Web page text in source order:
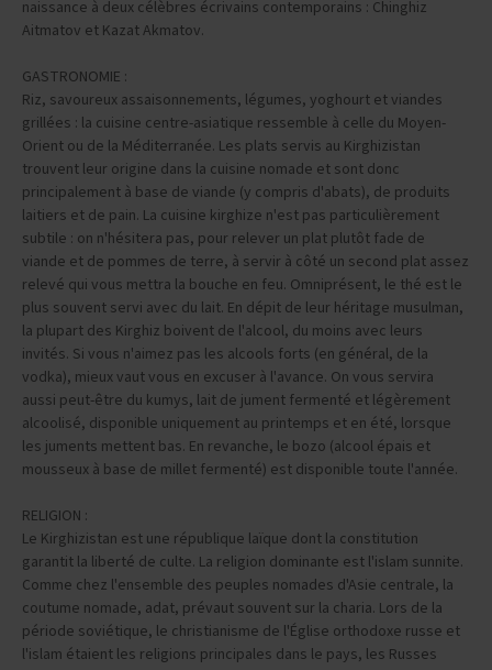
naissance à deux célèbres écrivains contemporains : Chinghiz
Aitmatov et Kazat Akmatov.
GASTRONOMIE :
Riz, savoureux assaisonnements, légumes, yoghourt et viandes
grillées : la cuisine centre-asiatique ressemble à celle du Moyen-
Orient ou de la Méditerranée. Les plats servis au Kirghizistan
trouvent leur origine dans la cuisine nomade et sont donc
principalement à base de viande (y compris d'abats), de produits
laitiers et de pain. La cuisine kirghize n'est pas particulièrement
subtile : on n'hésitera pas, pour relever un plat plutôt fade de
viande et de pommes de terre, à servir à côté un second plat assez
relevé qui vous mettra la bouche en feu. Omniprésent, le thé est le
plus souvent servi avec du lait. En dépit de leur héritage musulman,
la plupart des Kirghiz boivent de l'alcool, du moins avec leurs
invités. Si vous n'aimez pas les alcools forts (en général, de la
vodka), mieux vaut vous en excuser à l'avance. On vous servira
aussi peut-être du kumys, lait de jument fermenté et légèrement
alcoolisé, disponible uniquement au printemps et en été, lorsque
les juments mettent bas. En revanche, le bozo (alcool épais et
mousseux à base de millet fermenté) est disponible toute l'année.
RELIGION :
Le Kirghizistan est une république laïque dont la constitution
garantit la liberté de culte. La religion dominante est l'islam sunnite.
Comme chez l'ensemble des peuples nomades d'Asie centrale, la
coutume nomade, adat, prévaut souvent sur la charia. Lors de la
période soviétique, le christianisme de l'Église orthodoxe russe et
l'islam étaient les religions principales dans le pays, les Russes